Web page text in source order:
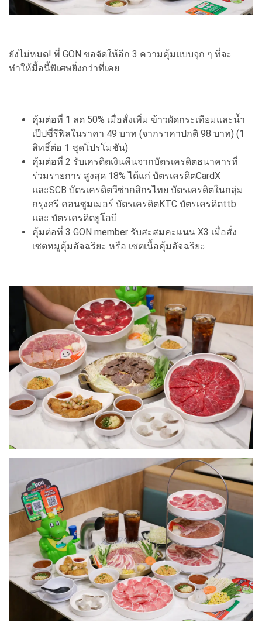
ยังไม่หมด! พี่ GON ขอจัดให้อีก 3 ความคุ้มแบบจุก ๆ ที่จะ
ทำให้มื้อนี้พิเศษยิ่งกว่าที่เคย
คุ้มต่อที่ 1 ลด 50% เมื่อสั่งเพิ่ม ข้าวผัดกระเทียมและน้ำ
เป๊ปซี่รีฟิลในราคา 49 บาท (จากราคาปกติ 98 บาท) (1
สิทธิ์ต่อ 1 ชุดโปรโมชัน)
คุ้มต่อที่ 2 รับเครดิตเงินคืนจากบัตรเครดิตธนาคารที่
ร่วมรายการ สูงสุด 18% ได้แก่ บัตรเครดิตCardX
และSCB บัตรเครดิตวีซ่ากสิกรไทย บัตรเครดิตในกลุ่ม
กรุงศรี คอนซูมเมอร์ บัตรเครดิตKTC บัตรเครดิตttb
และ บัตรเครดิตยูโอบี
คุ้มต่อที่ 3 GON member รับสะสมคะแนน X3 เมื่อสั่ง
เซตหมูคุ้มอัจฉริยะ หรือ เซตเนื้อคุ้มอัจฉริยะ